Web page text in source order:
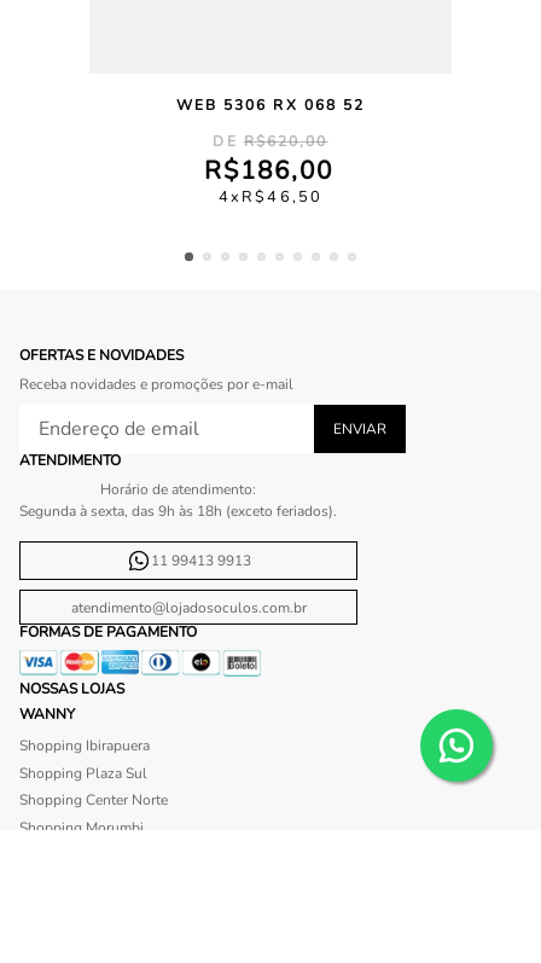
WEB 5306 RX 068 52
R$620,00
R$186,00
4 R$46,50
OFERTAS E NOVIDADES
Receba novidades e promoções por e-mail
ATENDIMENTO
Horário de atendimento:
Segunda à sexta, das 9h às 18h (exceto feriados).
11 99413 9913
atendimento@lojadosoculos.com.br
FORMAS DE PAGAMENTO
NOSSAS LOJAS
WANNY
Shopping Ibirapuera
Shopping Plaza Sul
Shopping Center Norte
Shopping Morumbi